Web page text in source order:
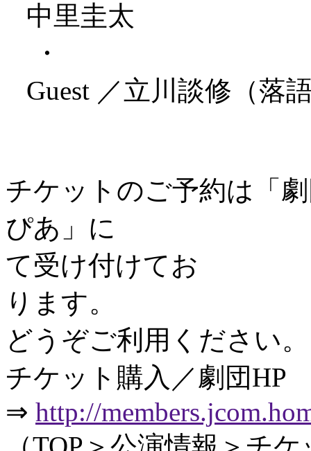
中里圭太
・
Guest ／立川談修（落
チケットのご予約は「
ぴあ」に
て受け付けてお
ります。
どうぞご利用ください。
チケット購入／劇団HP
⇒ http://